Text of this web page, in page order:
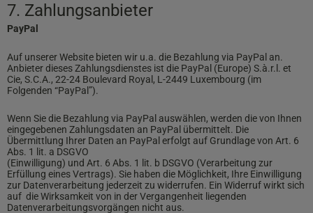
7. Zahlungsanbieter
PayPal
Auf unserer Website bieten wir u.a. die Bezahlung via PayPal an.
Anbieter dieses Zahlungsdienstes ist die PayPal (Europe) S.à.r.l. et
Cie, S.C.A., 22-24 Boulevard Royal, L-2449 Luxembourg (im
Folgenden “PayPal”).
Wenn Sie die Bezahlung via PayPal auswählen, werden die von Ihnen
eingegebenen Zahlungsdaten an PayPal übermittelt. Die
Übermittlung Ihrer Daten an PayPal erfolgt auf Grundlage von Art. 6
Abs. 1 lit. a DSGVO
(Einwilligung) und Art. 6 Abs. 1 lit. b DSGVO (Verarbeitung zur
Erfüllung eines Vertrags). Sie haben die Möglichkeit, Ihre Einwilligung
zur Datenverarbeitung jederzeit zu widerrufen. Ein Widerruf wirkt sich
auf die Wirksamkeit von in der Vergangenheit liegenden
Datenverarbeitungsvorgängen nicht aus.